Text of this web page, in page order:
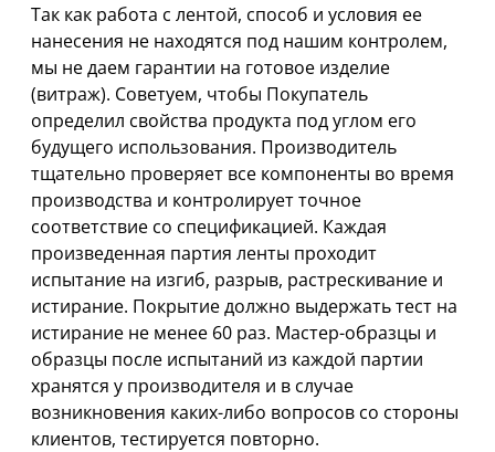
Так как работа с лентой, способ и условия ее
нанесения не находятся под нашим контролем,
мы не даем гарантии на готовое изделие
(витраж). Советуем, чтобы Покупатель
определил свойства продукта под углом его
будущего использования. Производитель
тщательно проверяет все компоненты во время
производства и контролирует точное
соответствие со спецификацией. Каждая
произведенная партия ленты проходит
испытание на изгиб, разрыв, растрескивание и
истирание. Покрытие должно выдержать тест на
истирание не менее 60 раз. Мастер-образцы и
образцы после испытаний из каждой партии
хранятся у производителя и в случае
возникновения каких-либо вопросов со стороны
клиентов, тестируется повторно.